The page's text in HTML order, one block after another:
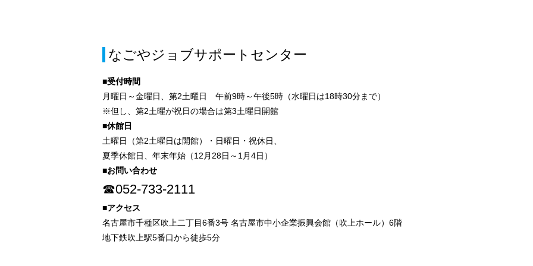
なごやジョブサポートセンター
■受付時間
月曜日～金曜日、第2土曜日 午前9時～午後5時（水曜日は18時30分まで）
※但し、第2土曜が祝日の場合は第3土曜日開館
■休館日
土曜日（第2土曜日は開館）・日曜日・祝休日、
夏季休館日、年末年始（12月28日～1月4日）
■お問い合わせ
☎052-733-2111
■アクセス
名古屋市千種区吹上二丁目6番3号 名古屋市中小企業振興会館（吹上ホール）6階
地下鉄吹上駅5番口から徒歩5分